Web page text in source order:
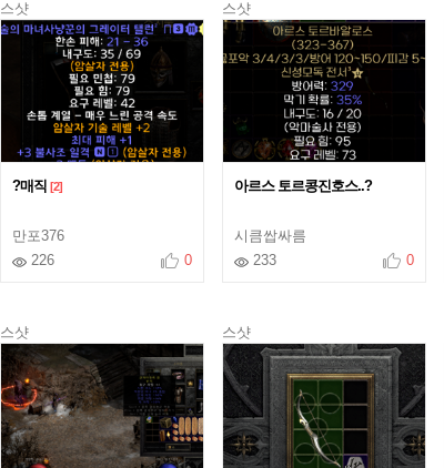
스샷
?매직 [2]
만포376
226
0
스샷
아르스 토르콩진호스..?
시큼쌉싸름
233
0
스샷 스샷